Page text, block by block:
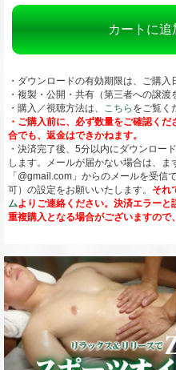
カートに追
・ダウンロードの有効期限は、ご購入
・複製・公開・共有（第三者への譲渡
・購入／視聴方法は、 こちら をご覧く
・ご購入前に、必ず数量をご確認く
合でも、返金はできかねます。
・決済完了後、5分以内にダウンロー
します。メールが届かない場合は、ま
「@gmail.com」からのメールを受信
可）の設定をお願いいたします。 それ
ムよりご連絡ください。決済エラーと
重複購入となる場合がございますので